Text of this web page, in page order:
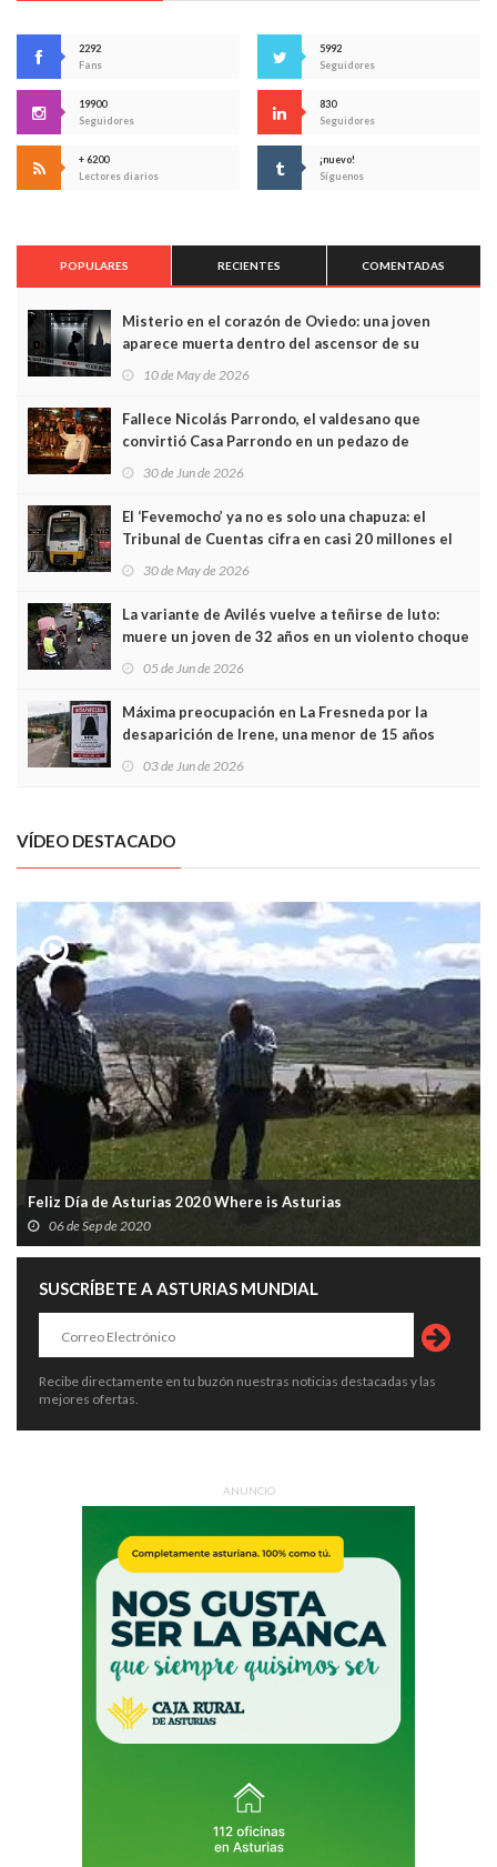
2292
Fans
5992
Seguidores
19900
Seguidores
830
Seguidores
+ 6200
Lectores diarios
¡nuevo!
Síguenos
POPULARES RECIENTES COMENTADAS
Misterio en el corazón de Oviedo: una joven
aparece muerta dentro del ascensor de su
edificio y las cámaras captan sus últimos minutos
10 de May de 2026
Fallece Nicolás Parrondo, el valdesano que
convirtió Casa Parrondo en un pedazo de
Asturias en Madrid
30 de Jun de 2026
El ‘Fevemocho’ ya no es solo una chapuza: el
Tribunal de Cuentas cifra en casi 20 millones el
sobrecoste de los trenes que no cabían por los
30 de May de 2026
La variante de Avilés vuelve a teñirse de luto:
muere un joven de 32 años en un violento choque
frontal
05 de Jun de 2026
Máxima preocupación en La Fresneda por la
desaparición de Irene, una menor de 15 años
03 de Jun de 2026
VÍDEO DESTACADO
Feliz Día de Asturias 2020 Where is Asturias
06 de Sep de 2020
SUSCRÍBETE A ASTURIAS MUNDIAL
Recibe directamente en tu buzón nuestras noticias destacadas y las
mejores ofertas.
ANUNCIO